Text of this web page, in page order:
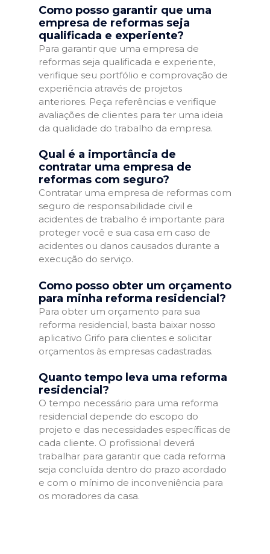
Como posso garantir que uma
empresa de reformas seja
qualificada e experiente?
Para garantir que uma empresa de
reformas seja qualificada e experiente,
verifique seu portfólio e comprovação de
experiência através de projetos
anteriores. Peça referências e verifique
avaliações de clientes para ter uma ideia
da qualidade do trabalho da empresa.
Qual é a importância de
contratar uma empresa de
reformas com seguro?
Contratar uma empresa de reformas com
seguro de responsabilidade civil e
acidentes de trabalho é importante para
proteger você e sua casa em caso de
acidentes ou danos causados durante a
execução do serviço.
Como posso obter um orçamento
para minha reforma residencial?
Para obter um orçamento para sua
reforma residencial, basta baixar nosso
aplicativo Grifo para clientes e solicitar
orçamentos às empresas cadastradas.
Quanto tempo leva uma reforma
residencial?
O tempo necessário para uma reforma
residencial depende do escopo do
projeto e das necessidades específicas de
cada cliente. O profissional deverá
trabalhar para garantir que cada reforma
seja concluída dentro do prazo acordado
e com o mínimo de inconveniência para
os moradores da casa.